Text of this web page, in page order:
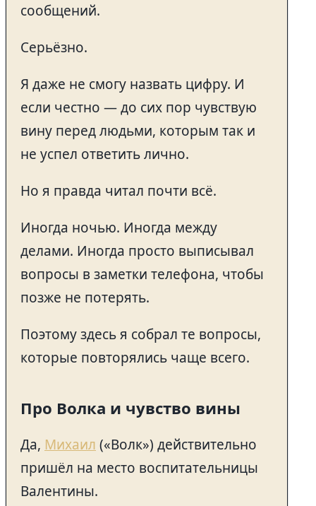
сообщений.
Серьёзно.
Я даже не смогу назвать цифру. И
если честно — до сих пор чувствую
вину перед людьми, которым так и
не успел ответить лично.
Но я правда читал почти всё.
Иногда ночью. Иногда между
делами. Иногда просто выписывал
вопросы в заметки телефона, чтобы
позже не потерять.
Поэтому здесь я собрал те вопросы,
которые повторялись чаще всего.
Про Волка и чувство вины
Да, Михаил («Волк») действительно
пришёл на место воспитательницы
Валентины.